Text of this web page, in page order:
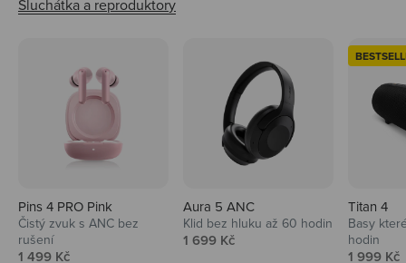
Pins 4 PRO Pink
Čistý zvuk s ANC bez
rušení
Prodejní cena
1 499 Kč
Aura 5 ANC
Klid bez hluku až 60 hodin
Prodejní cena
1 699 Kč
Titan 4
Basy
hodin
Prodejní
1 999 Kč